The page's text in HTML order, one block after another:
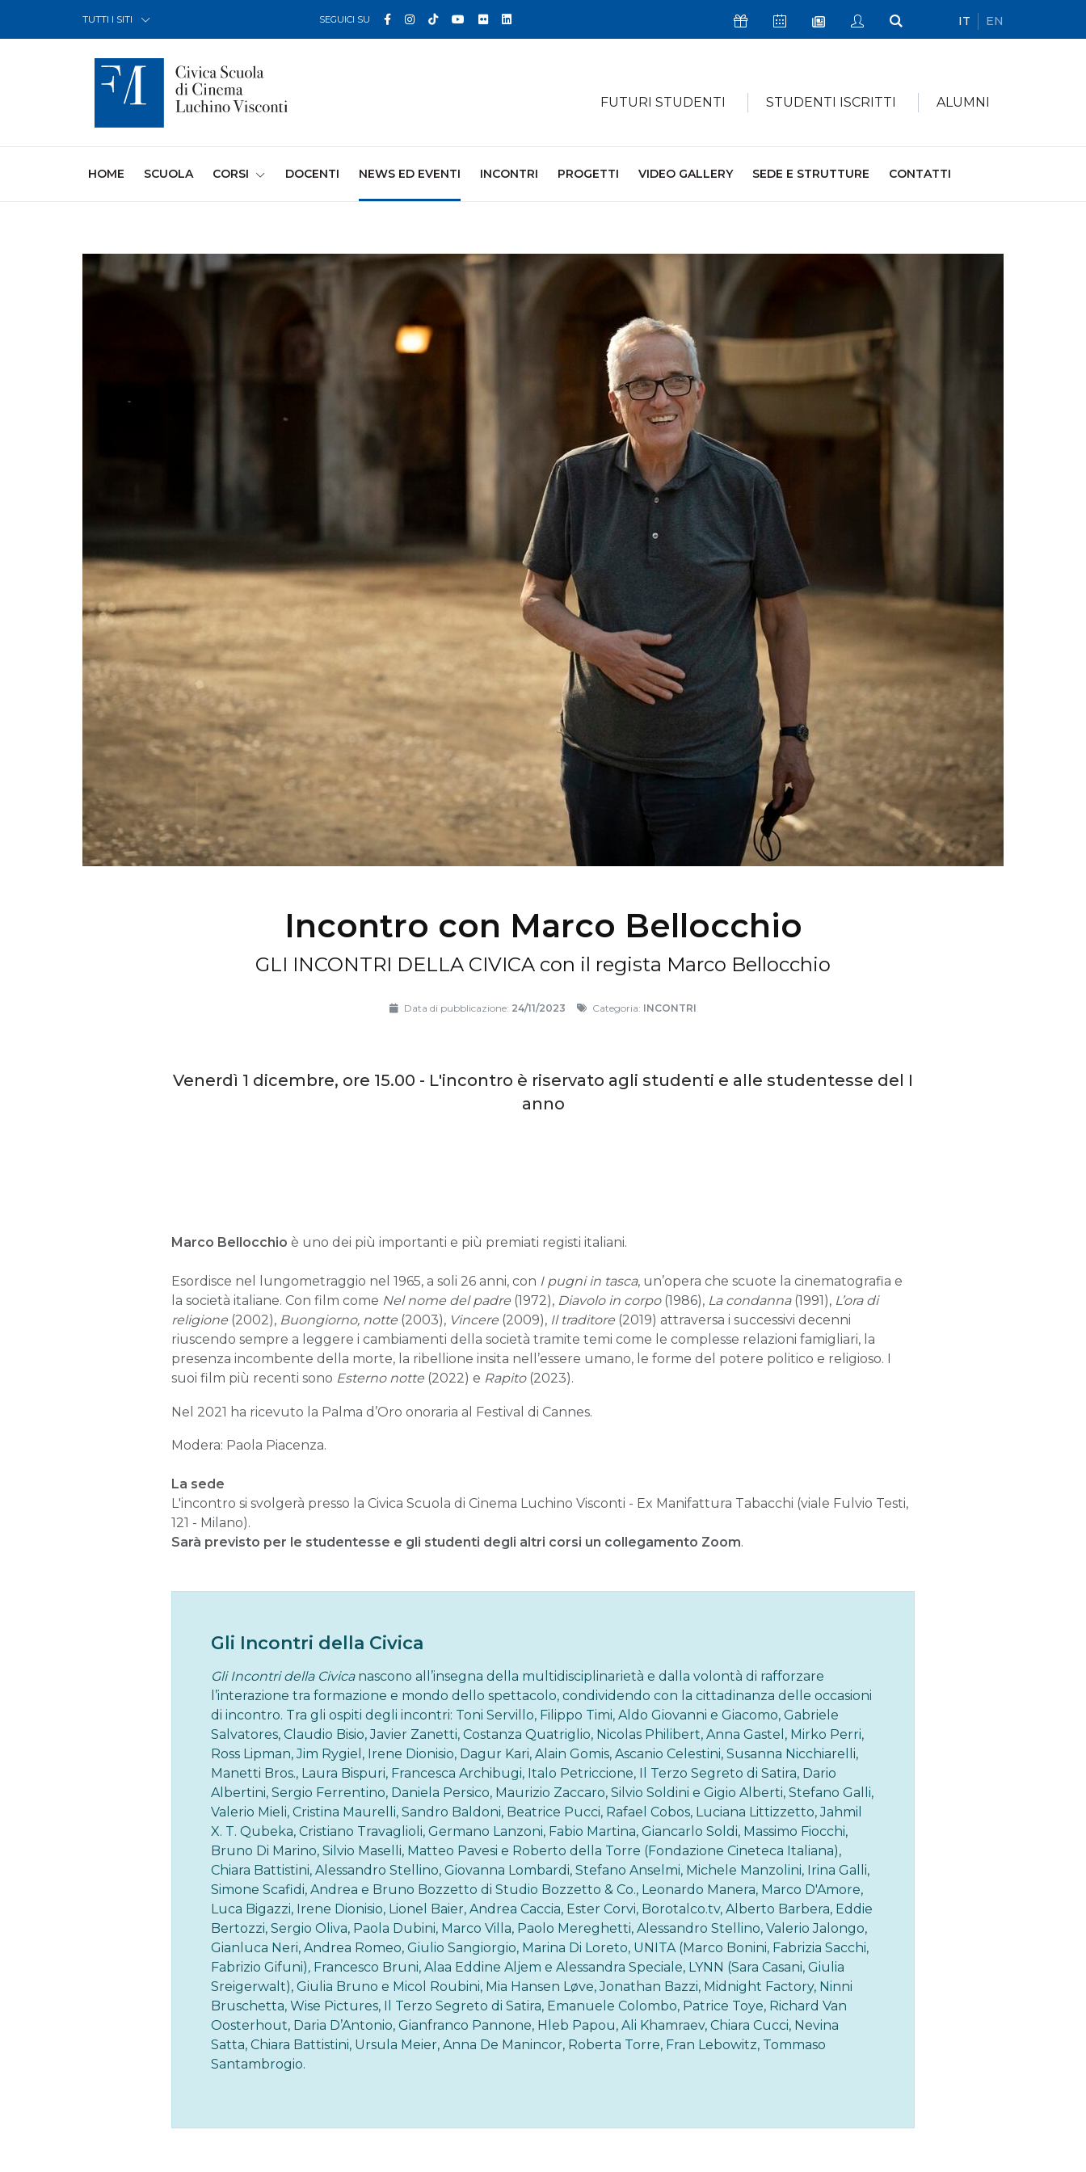
TUTTI I SITI SEGUICI SU Facebook
Instagram
TikTokYouTube
FlickrLinkedin Icona SostieniciIcona Calendario Eventi
Icona Newsletter
Icona My Civica
Icona Cerca
IT EN
FUTURI STUDENTI STUDENTI ISCRITTI ALUMNI
HOME (CURRENT)
SCUOLA CORSI DOCENTI NEWS ED EVENTI INCONTRI PROGETTI VIDEO GALLERY SEDE E STRUTTURE CONTATTI
Incontro con Marco Bellocchio
GLI INCONTRI DELLA CIVICA con il regista Marco Bellocchio
Data di pubblicazione: 24/11/2023 Categoria: INCONTRI
Venerdì 1 dicembre, ore 15.00 - L'incontro è riservato agli studenti e alle studentesse del I
anno
Marco Bellocchio è uno dei più importanti e più premiati registi italiani.
Esordisce nel lungometraggio nel 1965, a soli 26 anni, con I pugni in tasca, un’opera che scuote la cinematografia e
la società italiane. Con film come Nel nome del padre (1972), Diavolo in corpo(1986), La condanna (1991), L’ora di
religione (2002), Buongiorno, notte (2003), Vincere (2009), Il traditore (2019) attraversa i successivi decenni
riuscendo sempre a leggere i cambiamenti della società tramite temi come le complesse relazioni famigliari, la
presenza incombente della morte, la ribellione insita nell’essere umano, le forme del potere politico e religioso. I
suoi film più recenti sono Esterno notte (2022) e Rapito(2023).
Nel 2021 ha ricevuto la Palma d’Oro onoraria al Festival di Cannes.
Modera: Paola Piacenza.
La sede
L'incontro si svolgerà presso la Civica Scuola di Cinema Luchino Visconti - Ex Manifattura Tabacchi (viale Fulvio Testi,
121 - Milano).
Sarà previsto per le studentesse e gli studenti degli altri corsi un collegamento Zoom.
Gli Incontri della Civica
Gli Incontri della Civica nascono all’insegna della multidisciplinarietà e dalla volontà di rafforzare
l’interazione tra formazione e mondo dello spettacolo, condividendo con la cittadinanza delle occasioni
di incontro. Tra gli ospiti degli incontri: Toni Servillo, Filippo Timi, Aldo Giovanni e Giacomo, Gabriele
Salvatores, Claudio Bisio, Javier Zanetti, Costanza Quatriglio, Nicolas Philibert, Anna Gastel, Mirko Perri,
Ross Lipman, Jim Rygiel, Irene Dionisio, Dagur Kari, Alain Gomis, Ascanio Celestini, Susanna Nicchiarelli,
Manetti Bros., Laura Bispuri, Francesca Archibugi, Italo Petriccione, Il Terzo Segreto di Satira, Dario
Albertini, Sergio Ferrentino, Daniela Persico, Maurizio Zaccaro, Silvio Soldini e Gigio Alberti, Stefano Galli,
Valerio Mieli, Cristina Maurelli, Sandro Baldoni, Beatrice Pucci, Rafael Cobos, Luciana Littizzetto, Jahmil
X. T. Qubeka, Cristiano Travaglioli, Germano Lanzoni, Fabio Martina, Giancarlo Soldi, Massimo Fiocchi,
Bruno Di Marino, Silvio Maselli, Matteo Pavesi e Roberto della Torre (Fondazione Cineteca Italiana),
Chiara Battistini, Alessandro Stellino, Giovanna Lombardi, Stefano Anselmi, Michele Manzolini, Irina Galli,
Simone Scafidi, Andrea e Bruno Bozzetto di Studio Bozzetto & Co., Leonardo Manera, Marco D'Amore,
Luca Bigazzi, Irene Dionisio, Lionel Baier, Andrea Caccia, Ester Corvi, Borotalco.tv, Alberto Barbera, Eddie
Bertozzi, Sergio Oliva, Paola Dubini, Marco Villa, Paolo Mereghetti, Alessandro Stellino, Valerio Jalongo,
Gianluca Neri, Andrea Romeo, Giulio Sangiorgio, Marina Di Loreto, UNITA (Marco Bonini, Fabrizia Sacchi,
Fabrizio Gifuni), Francesco Bruni, Alaa Eddine Aljem e Alessandra Speciale, LYNN (Sara Casani, Giulia
Sreigerwalt), Giulia Bruno e Micol Roubini, Mia Hansen Løve, Jonathan Bazzi, Midnight Factory, Ninni
Bruschetta, Wise Pictures, Il Terzo Segreto di Satira, Emanuele Colombo, Patrice Toye, Richard Van
Oosterhout, Daria D’Antonio, Gianfranco Pannone, Hleb Papou, Ali Khamraev, Chiara Cucci, Nevina
Satta, Chiara Battistini, Ursula Meier, Anna De Manincor, Roberta Torre, Fran Lebowitz, Tommaso
Santambrogio.